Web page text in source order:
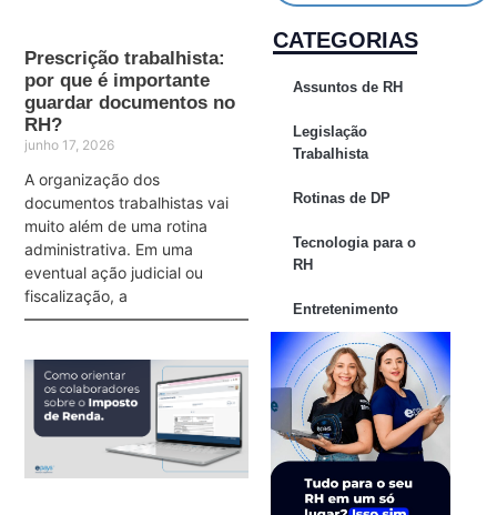
Prescrição trabalhista:
por que é importante
guardar documentos no
RH?
junho 17, 2026
A organização dos
documentos trabalhistas vai
muito além de uma rotina
administrativa. Em uma
eventual ação judicial ou
fiscalização, a
CATEGORIAS
Assuntos de RH
Legislação
Trabalhista
Rotinas de DP
Tecnologia para o
RH
Entretenimento